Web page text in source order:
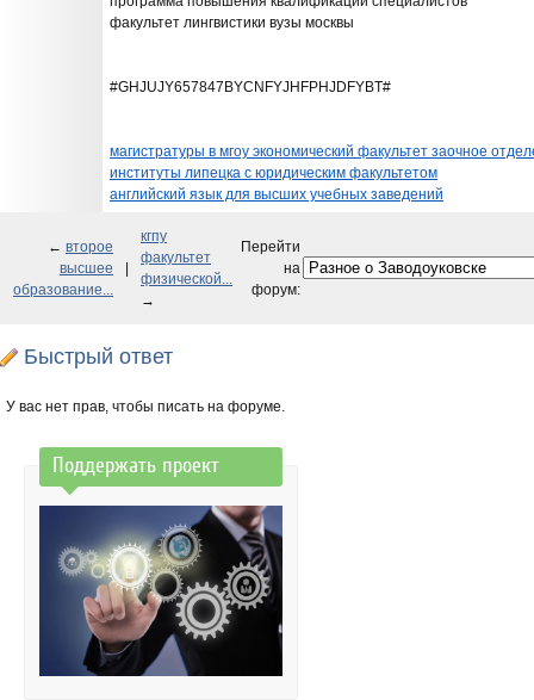
факультет лингвистики вузы москвы
#GHJUJY657847BYCNFYJHFPHJDFYBT#
магистратуры в мгоу экономический факультет заочное
институты липецка с юридическим факультетом
английский язык для высших учебных заведений
← второе
высшее
образование...
кгпу
факультет
физической...
→
Перейти
на
форум:
Быстрый ответ
У вас нет прав, чтобы писать на форуме.
Поддержать проект